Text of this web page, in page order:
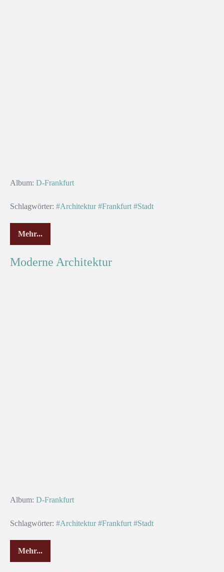
Album: D-Frankfurt
Schlagwörter: #Architektur #Frankfurt #Stadt
Mehr...Hochhaus-
Kunst
Moderne Architektur
Album: D-Frankfurt
Schlagwörter: #Architektur #Frankfurt #Stadt
Mehr...Moderne
Architektur